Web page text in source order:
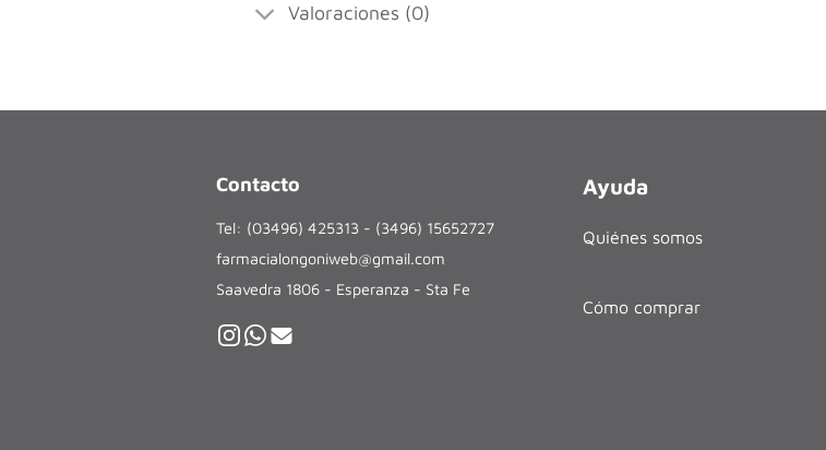
Valoraciones (0)
Contacto
Tel: (03496) 425313 - (3496) 15652727
farmacialongoniweb@gmail.com
Saavedra 1806 - Esperanza - Sta Fe
Ayuda
Quiénes somos
Cómo comprar